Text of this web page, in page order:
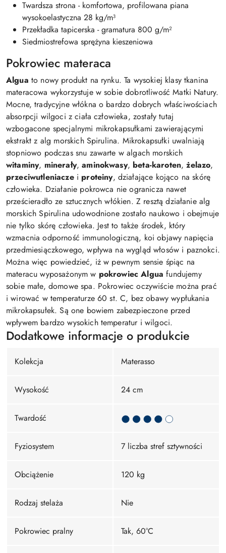
Twardsza strona - komfortowa, profilowana piana
wysokoelastyczna 28 kg/m³
Przekładka tapicerska - gramatura 800 g/m²
Siedmiostrefowa sprężyna kieszeniowa
Pokrowiec materaca
Algua to nowy produkt na rynku. Ta wysokiej klasy tkanina
materacowa wykorzystuje w sobie dobrotliwość Matki Natury.
Mocne, tradycyjne włókna o bardzo dobrych właściwościach
absorpcji wilgoci z ciała człowieka, zostały tutaj
wzbogacone specjalnymi mikrokapsułkami zawierającymi
ekstrakt z alg morskich Spirulina. Mikrokapsułki uwalniają
stopniowo podczas snu zawarte w algach morskich
witaminy, minerały,aminokwasy, beta-karoten,żelazo,
przeciwutleniaczei proteiny, działające kojąco na skórę
człowieka. Działanie pokrowca nie ogranicza nawet
prześcieradło ze sztucznych włókien. Z resztą działanie alg
morskich Spirulina udowodnione zostało naukowo i obejmuje
nie tylko skórę człowieka. Jest to także środek, który
wzmacnia odporność immunologiczną, koi objawy napięcia
przedmiesiączkowego, wpływa na wygląd włosów i paznokci.
Można więc powiedzieć, iż w pewnym sensie śpiąc na
materacu wyposażonym w pokrowiec Algua fundujemy
sobie małe, domowe spa. Pokrowiec oczywiście można prać
i wirować w temperaturze 60 st. C, bez obawy wypłukania
mikrokapsułek. Są one bowiem zabezpieczone przed
wpływem bardzo wysokich temperatur i wilgoci.
Dodatkowe informacje o produkcie
Kolekcja Materasso
Wysokość 24 cm
Twardość
Fyziosystem 7 liczba stref sztywności
Obciążenie 120 kg
Rodzaj stelaża Nie
Pokrowiec pralny Tak, 60°C